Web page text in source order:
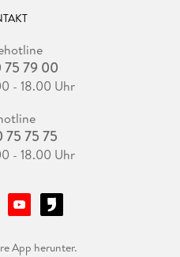
79 00
- 18.00 Uhr
75 75
- 18.00 Uhr
App herunter.